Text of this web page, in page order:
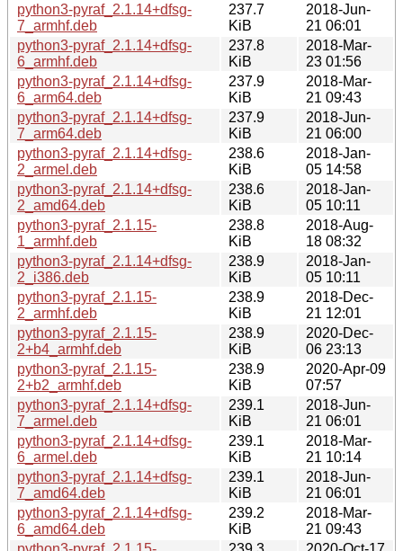
python3-pyraf_2.1.14+dfsg-
7_armhf.deb
237.7
KiB
2018-Jun-
21 06:01
python3-pyraf_2.1.14+dfsg-
6_armhf.deb
237.8
KiB
2018-Mar-
23 01:56
python3-pyraf_2.1.14+dfsg-
6_arm64.deb
237.9
KiB
2018-Mar-
21 09:43
python3-pyraf_2.1.14+dfsg-
7_arm64.deb
237.9
KiB
2018-Jun-
21 06:00
python3-pyraf_2.1.14+dfsg-
2_armel.deb
238.6
KiB
2018-Jan-
05 14:58
python3-pyraf_2.1.14+dfsg-
2_amd64.deb
238.6
KiB
2018-Jan-
05 10:11
python3-pyraf_2.1.15-
1_armhf.deb
238.8
KiB
2018-Aug-
18 08:32
python3-pyraf_2.1.14+dfsg-
2_i386.deb
238.9
KiB
2018-Jan-
05 10:11
python3-pyraf_2.1.15-
2_armhf.deb
238.9
KiB
2018-Dec-
21 12:01
python3-pyraf_2.1.15-
2+b4_armhf.deb
238.9
KiB
2020-Dec-
06 23:13
python3-pyraf_2.1.15-
2+b2_armhf.deb
238.9
KiB
2020-Apr-09
07:57
python3-pyraf_2.1.14+dfsg-
7_armel.deb
239.1
KiB
2018-Jun-
21 06:01
python3-pyraf_2.1.14+dfsg-
6_armel.deb
239.1
KiB
2018-Mar-
21 10:14
python3-pyraf_2.1.14+dfsg-
7_amd64.deb
239.1
KiB
2018-Jun-
21 06:01
python3-pyraf_2.1.14+dfsg-
6_amd64.deb
239.2
KiB
2018-Mar-
21 09:43